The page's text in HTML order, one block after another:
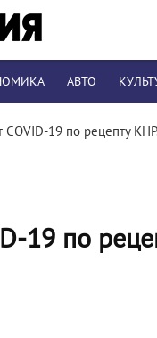
АВТО
COVID-19 по рецепту
19 по